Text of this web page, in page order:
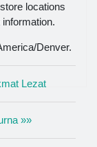
locations
Denver.
Lezat
»»